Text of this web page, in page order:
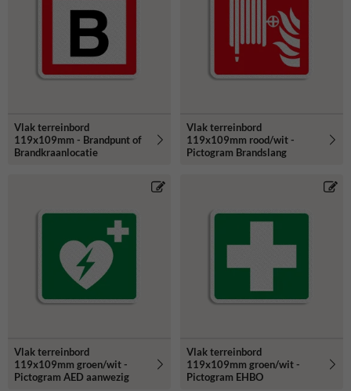
Vlak terreinbord
119x109mm - Brandpunt of
Brandkraanlocatie
Vlak terreinbord
119x109mm rood/wit -
Pictogram Brandslang
Vlak terreinbord
119x109mm groen/wit -
Pictogram AED aanwezig
Vlak terreinbord
119x109mm groen/wit -
Pictogram EHBO